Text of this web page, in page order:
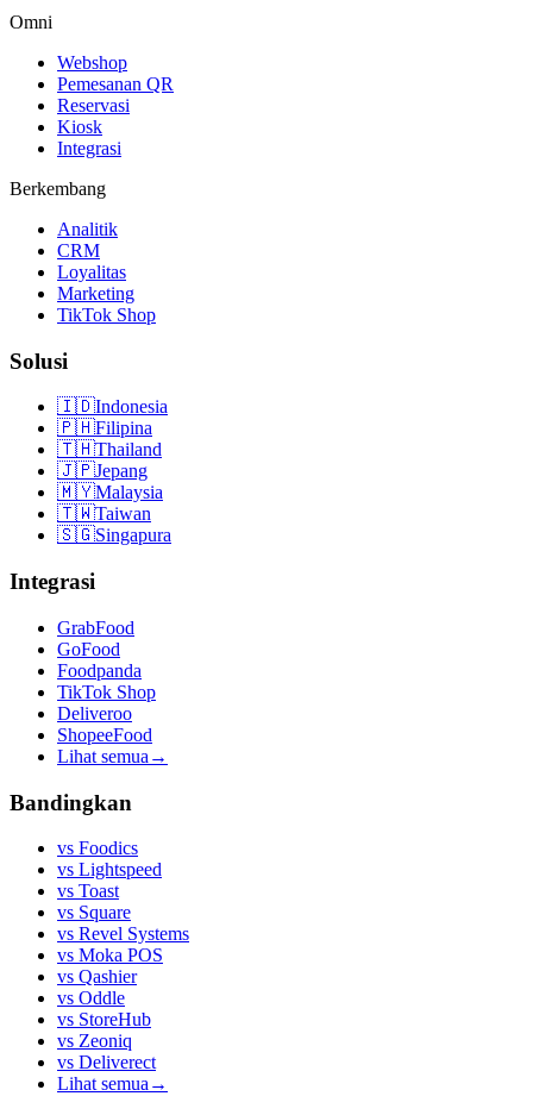
Omni
Webshop
Pemesanan QR
Reservasi
Kiosk
Integrasi
Berkembang
Analitik
CRM
Loyalitas
Marketing
TikTok Shop
Solusi
🇮🇩Indonesia
🇵🇭Filipina
🇹🇭Thailand
🇯🇵Jepang
🇲🇾Malaysia
🇹🇼Taiwan
🇸🇬Singapura
Integrasi
GrabFood
GoFood
Foodpanda
TikTok Shop
Deliveroo
ShopeeFood
Lihat semua →
Bandingkan
vs Foodics
vs Lightspeed
vs Toast
vs Square
vs Revel Systems
vs Moka POS
vs Qashier
vs Oddle
vs StoreHub
vs Zeoniq
vs Deliverect
Lihat semua →